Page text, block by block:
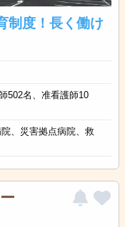
制度！長く働け
502名、准看護師10
、災害拠点病院、救